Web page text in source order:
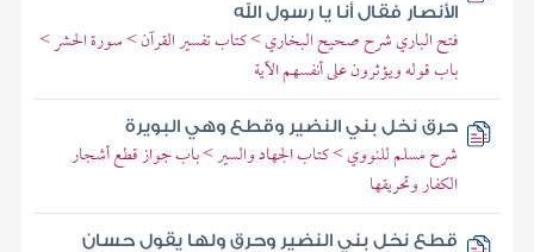
الأنصار فقال أنا يا رسول الله
فتح الباري شرح صحيح البخاري > كتاب تفسير القرآن > سورة الحشر >
باب قوله ويؤثرون على أنفسهم الآية
حرق نخل بني النضير وقطع وهي البويرة
شرح مسلم للنووي > كتاب الجهاد والسير > باب جواز قطع أشجار
الكفار وتحريقها
قطع نخل بني النضير وحرق ولها يقول حسان